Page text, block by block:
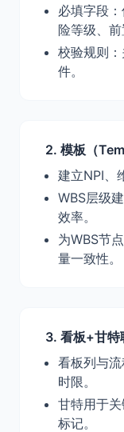
必填字段
险等级、前
校验规则
件。
2. 模板（
建立NPI、
WBS层级
效率。
为WBS节
量一致性。
3. 看板+甘特
看板列与
时限。
甘特用于
标记。